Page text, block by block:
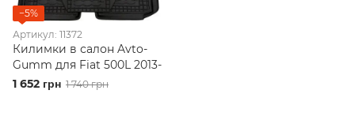
−5%
Артикул: 11372
Килимки в салон Avto-
Gumm для Fiat 500L 2013-
1 652 грн 1 740 грн